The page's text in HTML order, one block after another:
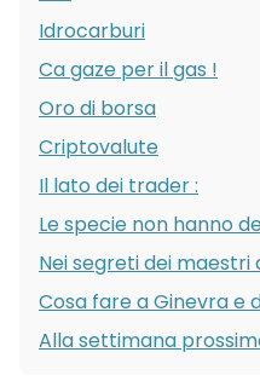
Idrocarburi
Ca gaze per il gas !
Oro di borsa
Criptovalute
Il lato dei trader :
Le specie non hanno
Nei segreti dei maestri
Cosa fare a Ginevra e
Alla settimana